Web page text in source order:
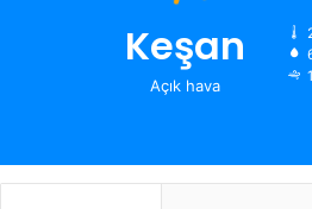
Keşan
Açık hava